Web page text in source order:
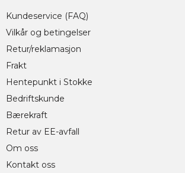
Kundeservice (FAQ)
Vilkår og betingelser
Retur/reklamasjon
Frakt
Hentepunkt i Stokke
Bedriftskunde
Bærekraft
Retur av EE-avfall
Om oss
Kontakt oss